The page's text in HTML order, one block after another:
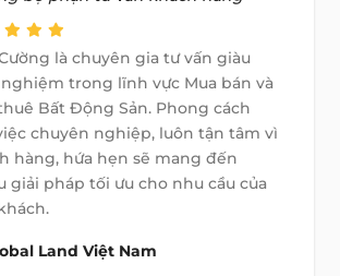
là chuyên gia tư vấn giàu
trong lĩnh vực Mua bán và
Bất Động Sản. Phong cách
chuyên nghiệp, luôn tận tâm vì
hàng, hứa hẹn sẽ mang đến
giải pháp tối ưu cho nhu cầu của
Land Việt Nam